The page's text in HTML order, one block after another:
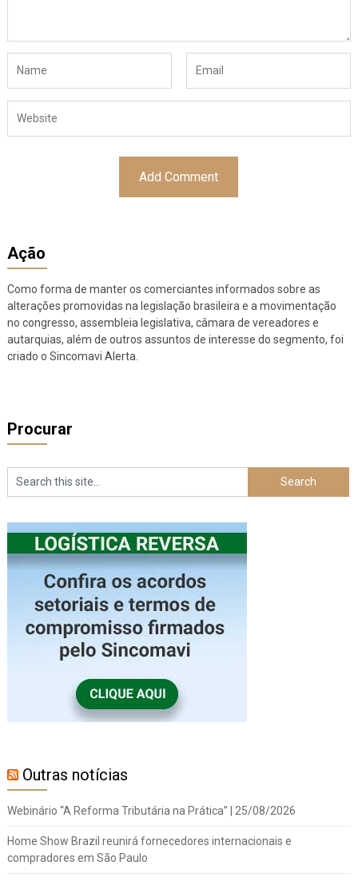
Ação
Como forma de manter os comerciantes informados sobre as
alterações promovidas na legislação brasileira e a movimentação
no congresso, assembleia legislativa, câmara de vereadores e
autarquias, além de outros assuntos de interesse do segmento, foi
criado o Sincomavi Alerta.
Procurar
Outras notícias
Webinário “A Reforma Tributária na Prática” | 25/08/2026
Home Show Brazil reunirá fornecedores internacionais e
compradores em São Paulo